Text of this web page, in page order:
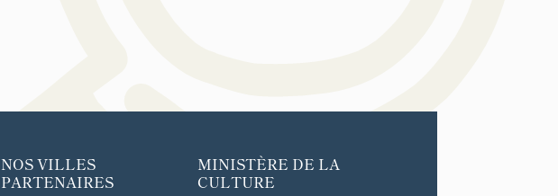
NOS VILLES
PARTENAIRES
MINISTÈRE DE LA
CULTURE